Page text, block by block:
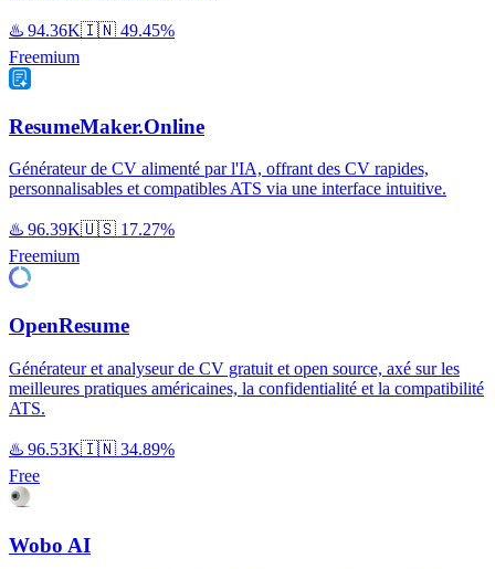
♨️ 94.36K🇮🇳 49.45%
Freemium
ResumeMaker.Online
Générateur de CV alimenté par l'IA, offrant des CV rapides,
personnalisables et compatibles ATS via une interface intuitive.
♨️ 96.39K🇺🇸 17.27%
Freemium
OpenResume
Générateur et analyseur de CV gratuit et open source, axé sur les
meilleures pratiques américaines, la confidentialité et la compatibilité
ATS.
♨️ 96.53K🇮🇳 34.89%
Free
Wobo AI